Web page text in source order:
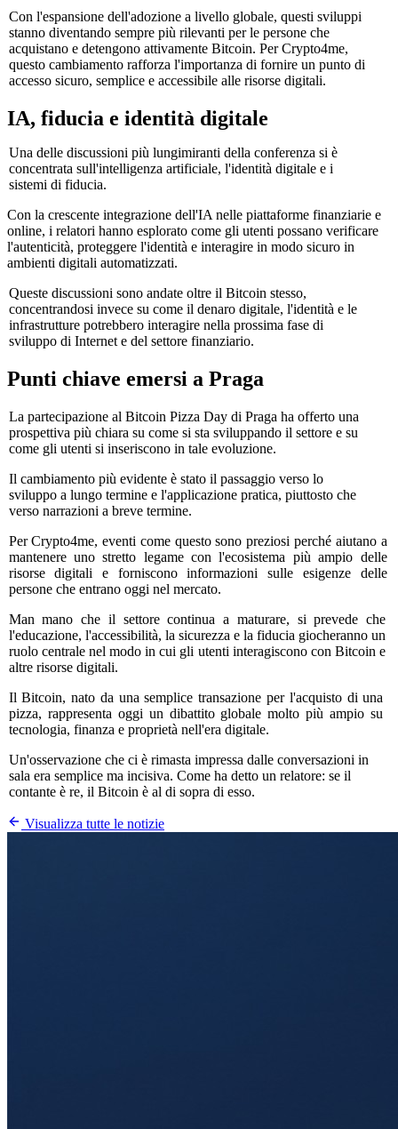
Con l'espansione dell'adozione a livello globale, questi sviluppi
stanno diventando sempre più rilevanti per le persone che
acquistano e detengono attivamente Bitcoin. Per Crypto4me,
questo cambiamento rafforza l'importanza di fornire un punto di
accesso sicuro, semplice e accessibile alle risorse digitali.
IA, fiducia e identità digitale
Una delle discussioni più lungimiranti della conferenza si è
concentrata sull'intelligenza artificiale, l'identità digitale e i
sistemi di fiducia.
Con la crescente integrazione dell'IA nelle piattaforme finanziarie e
online, i relatori hanno esplorato come gli utenti possano verificare
l'autenticità, proteggere l'identità e interagire in modo sicuro in
ambienti digitali automatizzati.
Queste discussioni sono andate oltre il Bitcoin stesso,
concentrandosi invece su come il denaro digitale, l'identità e le
infrastrutture potrebbero interagire nella prossima fase di
sviluppo di Internet e del settore finanziario.
Punti chiave emersi a Praga
La partecipazione al Bitcoin Pizza Day di Praga ha offerto una
prospettiva più chiara su come si sta sviluppando il settore e su
come gli utenti si inseriscono in tale evoluzione.
Il cambiamento più evidente è stato il passaggio verso lo
sviluppo a lungo termine e l'applicazione pratica, piuttosto che
verso narrazioni a breve termine.
Per Crypto4me, eventi come questo sono preziosi perché aiutano a
mantenere uno stretto legame con l'ecosistema più ampio delle
risorse digitali e forniscono informazioni sulle esigenze delle
persone che entrano oggi nel mercato.
Man mano che il settore continua a maturare, si prevede che
l'educazione, l'accessibilità, la sicurezza e la fiducia giocheranno un
ruolo centrale nel modo in cui gli utenti interagiscono con Bitcoin e
altre risorse digitali.
Il Bitcoin, nato da una semplice transazione per l'acquisto di una
pizza, rappresenta oggi un dibattito globale molto più ampio su
tecnologia, finanza e proprietà nell'era digitale.
Un'osservazione che ci è rimasta impressa dalle conversazioni in
sala era semplice ma incisiva. Come ha detto un relatore: se il
contante è re, il Bitcoin è al di sopra di esso.
Visualizza tutte le notizie